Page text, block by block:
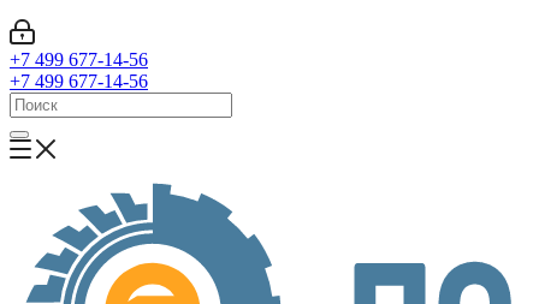
+7 499 677-14-56
+7 499 677-14-56